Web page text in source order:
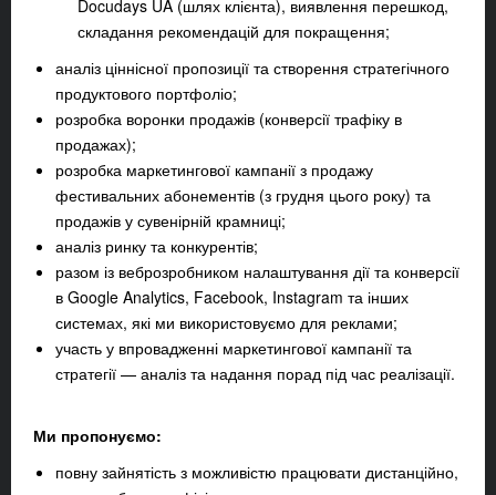
Docudays UA (шлях клієнта), виявлення перешкод,
складання рекомендацій для покращення;
аналіз ціннісної пропозиції та створення стратегічного
продуктового портфоліо;
розробка воронки продажів (конверсії трафіку в
продажах);
розробка маркетингової кампанії з продажу
фестивальних абонементів (з грудня цього року) та
продажів у сувенірній крамниці;
аналіз ринку та конкурентів;
разом із веброзробником налаштування дії та конверсії
в Google Analytics, Facebook, Instagram та інших
системах, які ми використовуємо для реклами;
участь у впровадженні маркетингової кампанії та
стратегії — аналіз та надання порад під час реалізації.
Ми пропонуємо:
повну зайнятість з можливістю працювати дистанційно,